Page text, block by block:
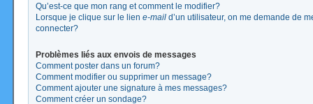
Qu’est-ce que mon rang et comment le modifier?
Lorsque je clique sur le lien e-mail d’un utilisateur, on me demande de
connecter?
Problèmes liés aux envois de messages
Comment poster dans un forum?
Comment modifier ou supprimer un message?
Comment ajouter une signature à mes messages?
Comment créer un sondage?